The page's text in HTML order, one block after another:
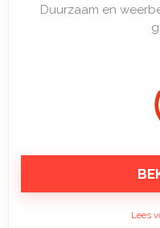
Duurzaam en
Lees